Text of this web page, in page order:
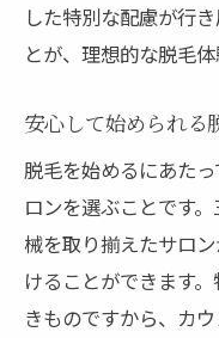
した特別な配慮が行
とが、理想的な脱毛
安心して始められる
脱毛を始めるにあた
ロンを選ぶことです
械を取り揃えたサロ
けることができます
きものですから、カ